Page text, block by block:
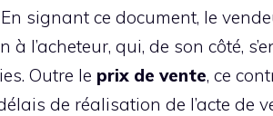
signant ce document, le
l’acheteur, qui, de son côté,
Outre le prix de vente, ce
de réalisation de l’acte de